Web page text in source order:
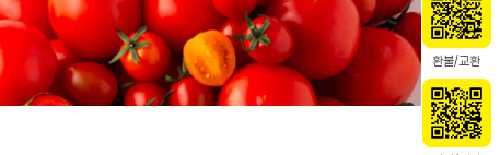
환불/교환